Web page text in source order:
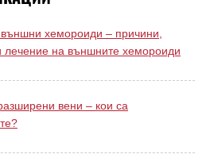
хемороиди – причини,
лечение на външните хемороиди
вени – кои са